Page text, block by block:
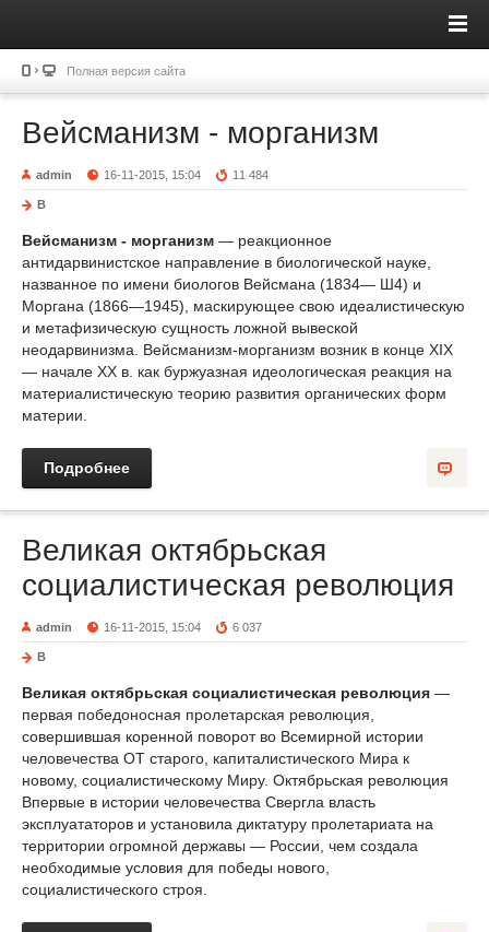
Полная версия сайта
Вейсманизм - морганизм
admin 16-11-2015, 15:04 11 484
В
Вейсманизм - морганизм — реакционное
антидарвинистское направление в биологической науке,
названное по имени биологов Вейсмана (1834— Ш4) и
Моргана (1866—1945), маскирующее свою идеалистическую
и метафизическую сущность ложной вывеской
неодарвинизма. Вейсманизм-морганизм возник в конце XIX
— начале XX в. как буржуазная идеологическая реакция на
материалистическую теорию развития органических форм
материи.
Подробнее
Великая октябрьская
социалистическая революция
admin 16-11-2015, 15:04 6 037
В
Великая октябрьская социалистическая революция —
первая победоносная пролетарская революция,
совершившая коренной поворот во Всемирной истории
человечества ОТ старого, капиталистического Мира к
новому, социалистическому Миру. Октябрьская революция
Впервые в истории человечества Свергла власть
эксплуататоров и установила диктатуру пролетариата на
территории огромной державы — России, чем создала
необходимые условия для победы нового,
социалистического строя.